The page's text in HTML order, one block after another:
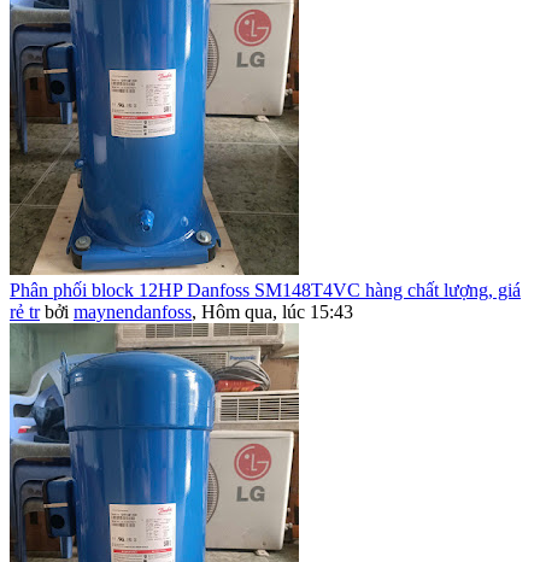
Phân phối block 12HP Danfoss SM148T4VC hàng chất lượng, giá
rẻ tr bởi maynendanfoss, Hôm qua, lúc 15:43